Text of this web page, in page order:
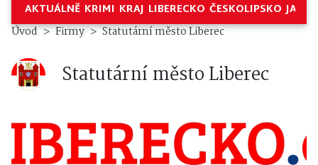
AKTUÁLNĚ KRIMI KRAJ LIBERECKO ČESKOLIPSKO
Statutární město Liberec –
Úvod Firmy Statutární město Liberec
Statutární město Liberec